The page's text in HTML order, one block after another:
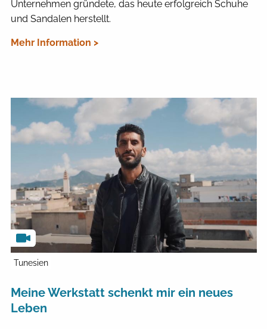
Unternehmen gründete, das heute erfolgreich Schuhe
und Sandalen herstellt.
Mehr Information >
Tunesien
Meine Werkstatt schenkt mir ein neues
Leben